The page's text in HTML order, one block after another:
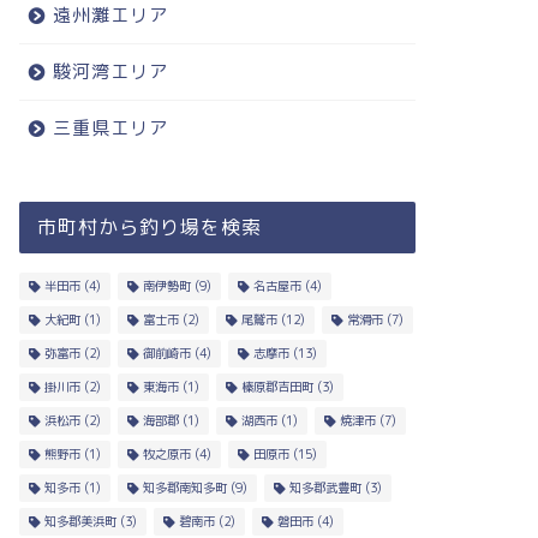
遠州灘エリア
駿河湾エリア
三重県エリア
市町村から釣り場を検索
半田市(4) 南伊勢町(9) 名古屋市(4)
大紀町(1) 富士市(2) 尾鷲市(12) 常滑市(7)
弥富市(2) 御前崎市(4) 志摩市(13)
掛川市(2) 東海市(1) 榛原郡吉田町(3)
浜松市(2) 海部郡(1) 湖西市(1) 焼津市(7)
熊野市(1) 牧之原市(4) 田原市(15)
知多市(1) 知多郡南知多町(9) 知多郡武豊町(3)
知多郡美浜町(3) 碧南市(2) 磐田市(4)